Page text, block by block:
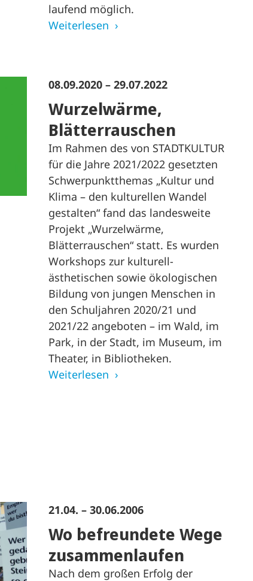
laufend möglich.
Weiterlesen
08.09.2020 – 29.07.2022
Wurzelwärme,
Blätterrauschen
Im Rahmen des von STADTKULTUR
für die Jahre 2021/2022 gesetzten
Schwerpunktthemas „Kultur und
Klima – den kulturellen Wandel
gestalten“ fand das landesweite
Projekt „Wurzelwärme,
Blätterrauschen“ statt. Es wurden
Workshops zur kulturell-
ästhetischen sowie ökologischen
Bildung von jungen Menschen in
den Schuljahren 2020/21 und
2021/22 angeboten – im Wald, im
Park, in der Stadt, im Museum, im
Theater, in Bibliotheken.
Weiterlesen
21.04. – 30.06.2006
Wo befreundete Wege
zusammenlaufen
Nach dem großen Erfolg der